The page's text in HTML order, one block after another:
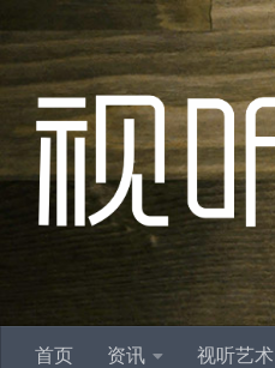
跳至内容
首页 资讯 视听艺术